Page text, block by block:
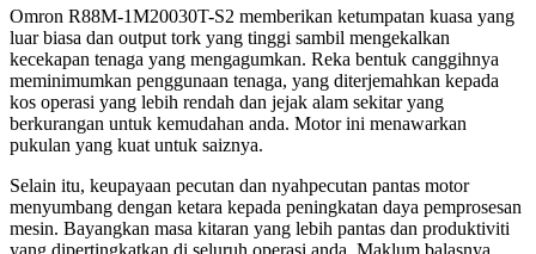
Omron R88M-1M20030T-S2 memberikan ketumpatan kuasa yang
luar biasa dan output tork yang tinggi sambil mengekalkan
kecekapan tenaga yang mengagumkan. Reka bentuk canggihnya
meminimumkan penggunaan tenaga, yang diterjemahkan kepada
kos operasi yang lebih rendah dan jejak alam sekitar yang
berkurangan untuk kemudahan anda. Motor ini menawarkan
pukulan yang kuat untuk saiznya.
Selain itu, keupayaan pecutan dan nyahpecutan pantas motor
menyumbang dengan ketara kepada peningkatan daya pemprosesan
mesin. Bayangkan masa kitaran yang lebih pantas dan produktiviti